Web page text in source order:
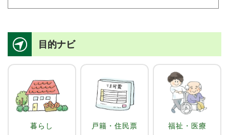
目的ナビ
暮らし 戸籍・住民票 福祉・医療